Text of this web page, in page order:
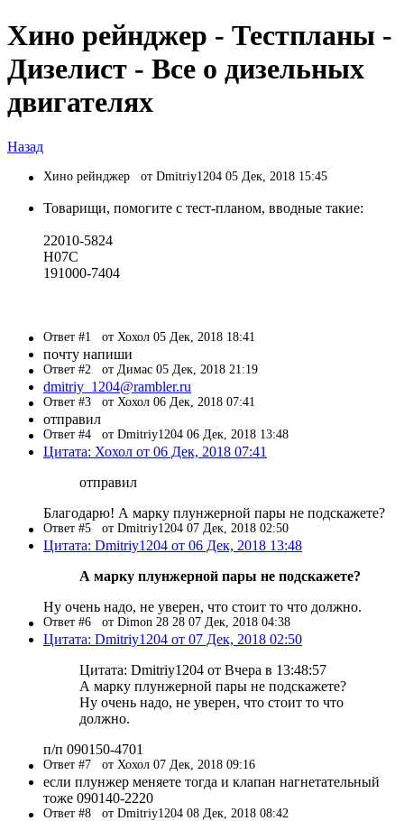
Хино рейнджер - Тестпланы -
Дизелист - Все о дизельных
двигателях
Назад
Хино рейнджер от Dmitriy1204 05 Дек, 2018 15:45
Товарищи, помогите с тест-планом, вводные такие:
22010-5824
H07C
191000-7404
Ответ #1 от Хохол 05 Дек, 2018 18:41
почту напиши
Ответ #2 от Димас 05 Дек, 2018 21:19
dmitriy_1204@rambler.ru
Ответ #3 от Хохол 06 Дек, 2018 07:41
отправил
Ответ #4 от Dmitriy1204 06 Дек, 2018 13:48
Цитата: Хохол от 06 Дек, 2018 07:41
отправил
Благодарю! А марку плунжерной пары не подскажете?
Ответ #5 от Dmitriy1204 07 Дек, 2018 02:50
Цитата: Dmitriy1204 от 06 Дек, 2018 13:48
А марку плунжерной пары не подскажете?
Ну очень надо, не уверен, что стоит то что должно.
Ответ #6 от Dimon 28 28 07 Дек, 2018 04:38
Цитата: Dmitriy1204 от 07 Дек, 2018 02:50
Цитата: Dmitriy1204 от Вчера в 13:48:57
А марку плунжерной пары не подскажете?
Ну очень надо, не уверен, что стоит то что
должно.
п/п 090150-4701
Ответ #7 от Хохол 07 Дек, 2018 09:16
если плунжер меняете тогда и клапан нагнетательный
тоже 090140-2220
Ответ #8 от Dmitriy1204 08 Дек, 2018 08:42